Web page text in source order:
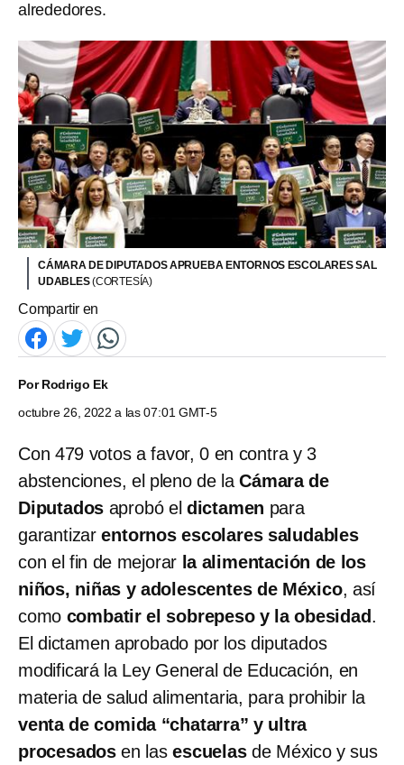
alrededores.
CÁMARA DE DIPUTADOS APRUEBA ENTORNOS ESCOLARES SAL
UDABLES(CORTESÍA)
Compartir en
PorRodrigo Ek
octubre 26, 2022 a las 07:01 GMT-5
Con 479 votos a favor, 0 en contra y 3
abstenciones, el pleno de laCámara de
Diputados aprobó el dictamen para
garantizarentornos escolares saludables
con el fin de mejorar la alimentación de los
niños, niñas y adolescentes de México, así
como combatir el sobrepeso y la obesidad .
El dictamen aprobado por los diputados
modificará la Ley General de Educación, en
materia de salud alimentaria, para prohibir la
venta de comida “chatarra” y ultra
procesados en lasescuelasde México y sus